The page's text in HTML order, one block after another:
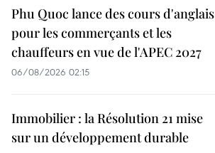
Phu Quoc lance des cours d'anglais
pour les commerçants et les
chauffeurs en vue de l'APEC 2027
06/08/2026 02:15
Immobilier : la Résolution 21 mise
sur un développement durable